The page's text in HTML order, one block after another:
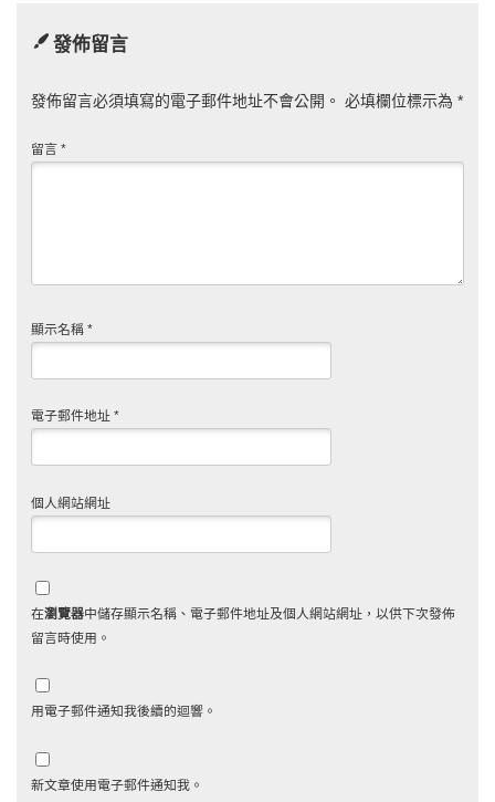
發佈留言
發佈留言必須填寫的電子郵件地址不會公開。 必填欄位標示為 *
留言 *
顯示名稱 *
電子郵件地址 *
個人網站網址
在瀏覽器中儲存顯示名稱、電子郵件地址及個人網站網址，以供下次發佈
留言時使用。
用電子郵件通知我後續的迴響。
新文章使用電子郵件通知我。